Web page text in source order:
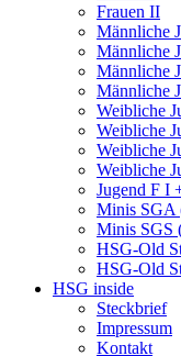
Frauen II
Männliche
Männliche
Männliche
Männliche
Weibliche
Weibliche
Weibliche
Weibliche
Jugend F I
Minis SGA
Minis SGS
HSG-Old
HSG-Old
HSG inside
Steckbrief
Impressum
Kontakt